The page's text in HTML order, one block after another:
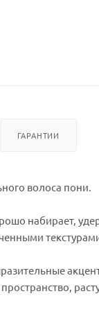
ГАРАНТИИ
волоса пони.
набирает,